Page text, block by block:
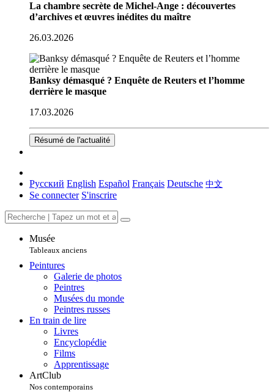
La chambre secrète de Michel-Ange : découvertes
d’archives et œuvres inédites du maître
26.03.2026
Banksy démasqué ? Enquête de Reuters et l’homme
derrière le masque
17.03.2026
Résumé de l'actualité
Русский English Español Français Deutsche 中文
Se connecter S'inscrire
Musée
Tableaux anciens
Peintures
Galerie de photos
Peintres
Musées du monde
Peintres russes
En train de lire
Livres
Encyclopédie
Films
Apprentissage
ArtClub
Nos contemporains